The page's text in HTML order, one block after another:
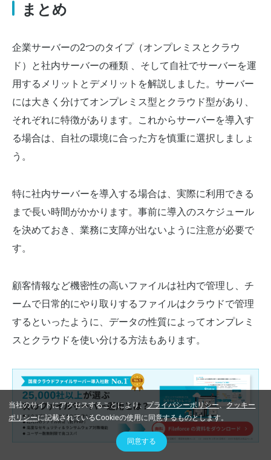
まとめ
企業サーバーの2つのタイプ（オンプレミスとクラウ
ド）と社内サーバーの種類 、そして自社でサーバーを運
用するメリットとデメリットを解説しました。サーバー
には大きく分けてオンプレミス型とクラウド型があり、
それぞれに特徴があります。これからサーバーを導入す
る場合は、自社の環境に合った方を慎重に選択しましょ
う。
特に社内サーバーを導入する場合は、実際に利用できる
まで長い時間がかかります。事前に導入のスケジュール
を決めておき、業務に支障が出ないように注意が必要で
す。
顧客情報など機密性の高いファイルは社内で管理し、チ
ームで日常的にやり取りするファイルはクラウドで管理
するといったように、データの性質によってオンプレミ
スとクラウドを使い分ける方法もあります。
当社のサイトにアクセスすることにより、プライバシーポリシー、クッキー
ポリシーに記載されているCookieの使用に同意するものとします。
同意する